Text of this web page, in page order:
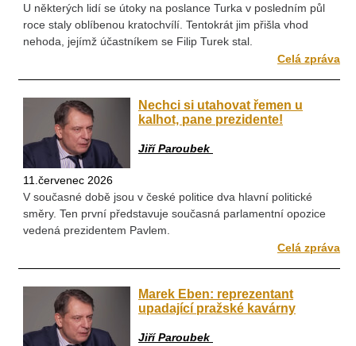
U některých lidí se útoky na poslance Turka v posledním půl
roce staly oblíbenou kratochvílí. Tentokrát jim přišla vhod
nehoda, jejímž účastníkem se Filip Turek stal.
Celá zpráva
Nechci si utahovat řemen u
kalhot, pane prezidente!
Jiří Paroubek
11.červenec 2026
V současné době jsou v české politice dva hlavní politické
směry. Ten první představuje současná parlamentní opozice
vedená prezidentem Pavlem.
Celá zpráva
Marek Eben: reprezentant
upadající pražské kavárny
Jiří Paroubek